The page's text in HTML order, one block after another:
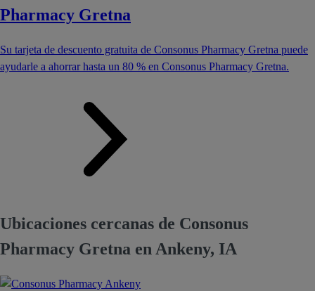
Pharmacy Gretna
Su tarjeta de descuento gratuita de Consonus Pharmacy Gretna puede
ayudarle a ahorrar hasta un 80 % en Consonus Pharmacy Gretna.
Ubicaciones cercanas de Consonus
Pharmacy Gretna en Ankeny, IA